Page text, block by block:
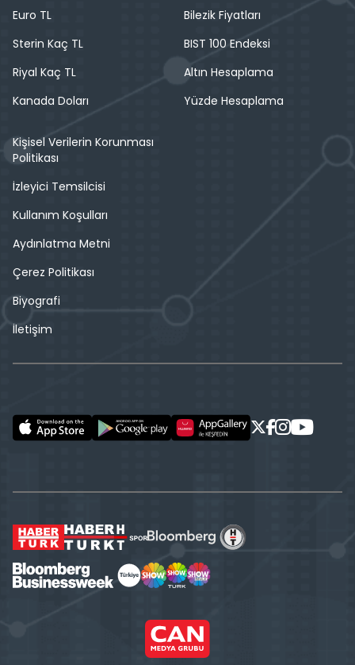
Euro TL
Sterin Kaç TL
Riyal Kaç TL
Kanada Doları
Bilezik Fiyatları
BIST 100 Endeksi
Altın Hesaplama
Yüzde Hesaplama
Kişisel Verilerin Korunması
Politikası
İzleyici Temsilcisi
Kullanım Koşulları
Aydınlatma Metni
Çerez Politikası
Biyografi
İletişim